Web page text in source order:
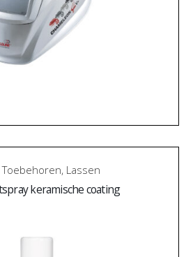
Toebehoren, Lassen
keramische coating